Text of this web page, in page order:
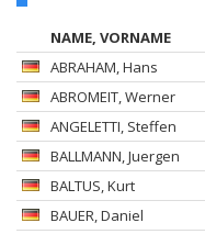
NAME, VORNAME
ABRAHAM, Hans
ABROMEIT, Werner
ANGELETTI, Steffen
BALLMANN, Juergen
BALTUS, Kurt
BAUER, Daniel